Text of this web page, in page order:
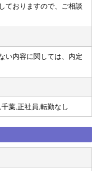
ておりますので、ご相談
い内容に関しては、内定
葉,正社員,転勤なし